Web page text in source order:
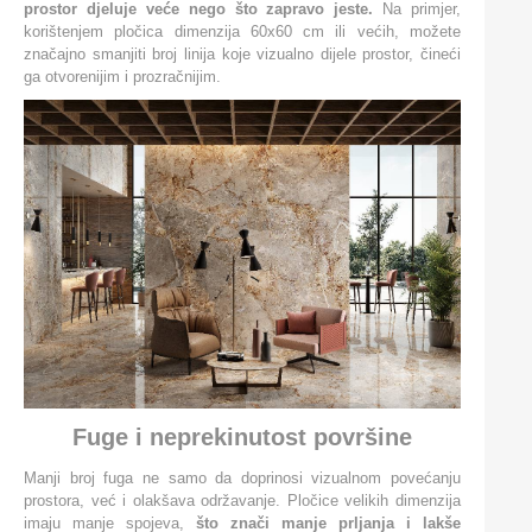
prostor djeluje veće nego što zapravo jeste.
Na primjer,
korištenjem pločica dimenzija 60x60 cm ili većih, možete
značajno smanjiti broj linija koje vizualno dijele prostor, čineći
ga otvorenijim i prozračnijim​.
Fuge i neprekinutost površine
Manji broj fuga ne samo da doprinosi vizualnom povećanju
prostora, već i olakšava održavanje. Pločice velikih dimenzija
imaju manje spojeva, što znači manje prljanja i lakše